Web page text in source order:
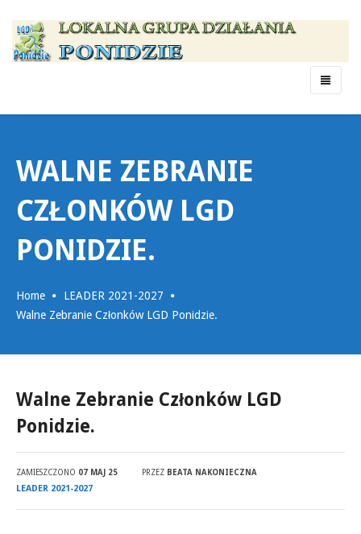
Menu
WALNE ZEBRANIE
CZŁONKÓW LGD
PONIDZIE.
Home
LEADER 2021-2027
Walne Zebranie Członków LGD Ponidzie.
Walne Zebranie Członków LGD
Ponidzie.
ZAMIESZCZONO 07 MAJ 25 PRZEZ BEATA NAKONIECZNA
LEADER 2021-2027